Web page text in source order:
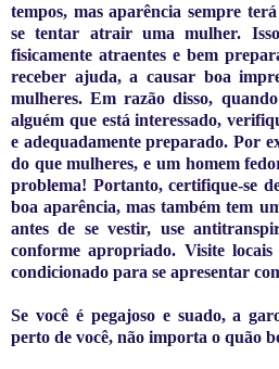
tempos, mas aparência sempre
se tentar atrair uma mulher.
fisicamente atraentes e bem
receber ajuda, a causar boa
mulheres. Em razão disso,
alguém que está interessado,
e adequadamente preparado. Por
do que mulheres, e um homem
problema! Portanto, certifique-se
boa aparência, mas também tem
antes de se vestir, use
conforme apropriado. Visite
condicionado para se apresentar
Se você é pegajoso e suado, a
perto de você, não importa o quão